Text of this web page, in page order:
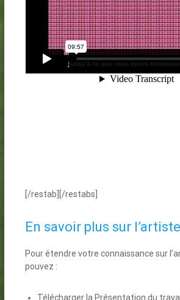
[/restab][/restabs]
En savoir plus sur
Pour étendre votre connaissance sur
pouvez :
Télécharger la Présentation du